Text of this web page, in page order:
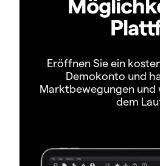
Eröffnen Sie ein
Demokonto und
Marktbewegungen und
dem